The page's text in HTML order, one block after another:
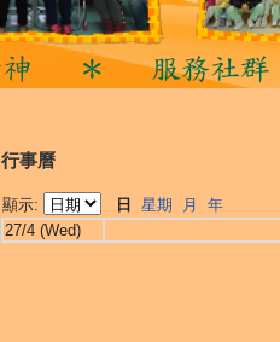
行事曆
顯示: 日 星期 月
年
27/4 (Wed)